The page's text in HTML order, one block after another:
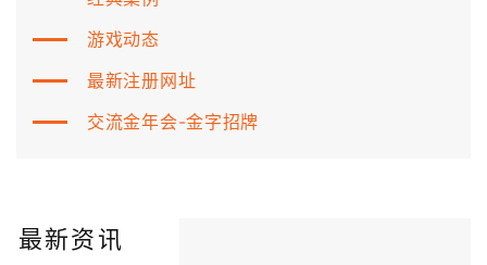
游戏动态
最新注册网址
交流金年会-金字招牌
最新资讯